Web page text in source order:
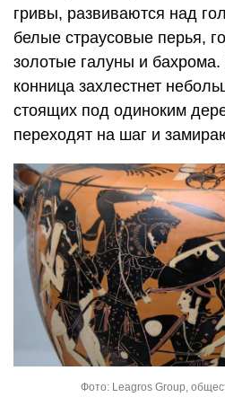
гривы, развиваются над
белые страусовые перья,
золотые галуны и
конница захлестнет
стоящих под одиноким
переходят на шаг и
Фото: Leagros Group,